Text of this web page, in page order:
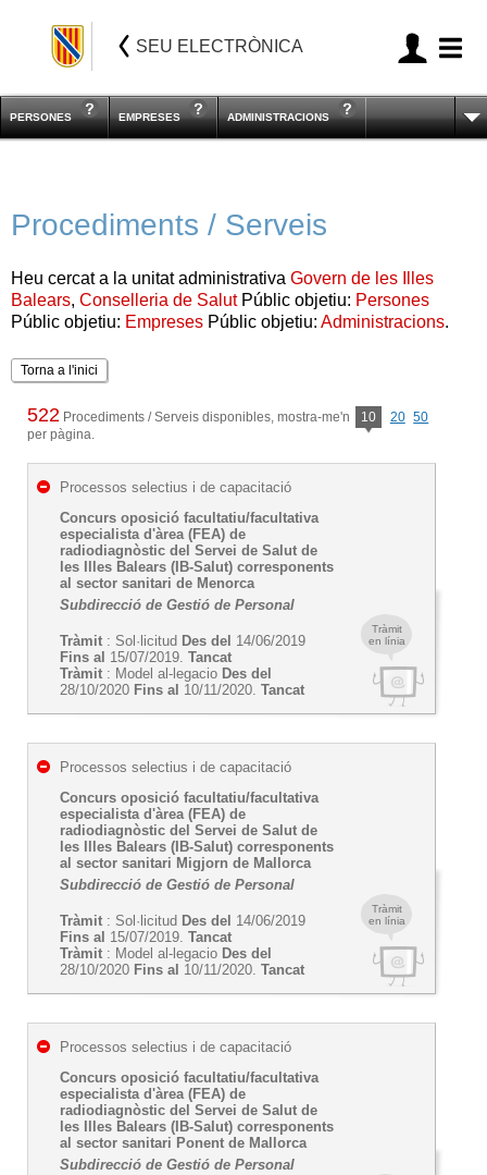
SEU ELECTRÒNICA
PERSONES EMPRESES ADMINISTRACIONS
Procediments / Serveis
Heu cercat a la unitat administrativa Govern de les Illes
Balears, Conselleria de SalutPúblic objetiu: Persones
Públic objetiu: Empreses Públic objetiu: Administracions.
Torna a l'inici
522 Procediments / Serveis disponibles, mostra-me'n 10 20 50
per pàgina.
Tràmit
en línia
Processos selectius i de capacitació
Concurs oposició facultatiu/facultativa
especialista d'àrea (FEA) de
radiodiagnòstic del Servei de Salut de
les Illes Balears (IB-Salut) corresponents
al sector sanitari de Menorca
Subdirecció de Gestió de Personal
Tràmit : Sol·licitud Des del 14/06/2019
Fins al 15/07/2019. Tancat
Tràmit : Model al-legacio Des del
28/10/2020 Fins al 10/11/2020. Tancat
Tràmit
en línia
Processos selectius i de capacitació
Concurs oposició facultatiu/facultativa
especialista d'àrea (FEA) de
radiodiagnòstic del Servei de Salut de
les Illes Balears (IB-Salut) corresponents
al sector sanitari Migjorn de Mallorca
Subdirecció de Gestió de Personal
Tràmit : Sol·licitud Des del 14/06/2019
Fins al 15/07/2019. Tancat
Tràmit : Model al-legacio Des del
28/10/2020 Fins al 10/11/2020. Tancat
Processos selectius i de capacitació
Concurs oposició facultatiu/facultativa
especialista d'àrea (FEA) de
radiodiagnòstic del Servei de Salut de
les Illes Balears (IB-Salut) corresponents
al sector sanitari Ponent de Mallorca
Subdirecció de Gestió de Personal